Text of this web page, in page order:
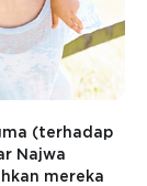
(terhadap
Najwa
mereka